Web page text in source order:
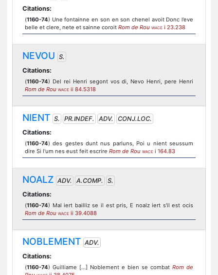
Citations:
(1160-74) Une fontainne en son en son chenel avoit Donc l’eve
belle et clere, nete et sainne coroit Rom de Rou WACE i 23.238
NEVOU S.
Citations:
(1160-74) Del rei Henri segont vos di, Nevo Henri, pere Henri
Rom de Rou WACE ii 84.5318
NIENT S. PR.INDEF. ADV.
CONJ.LOC.
Citations:
(1160-74) des gestes dunt nus parluns, Poi u nient seussum
dire Si l'um nes eust feit escrire Rom de Rou WACE i 164.83
NOALZ ADV. A.COMP.
S.
Citations:
(1160-74) Mal iert bailliz se il est pris, E noalz iert s'il est ocis
Rom de Rou WACE ii 39.4088
NOBLEMENT ADV.
Citations:
(1160-74) Guilliame [...] Noblement e bien se combat Rom de